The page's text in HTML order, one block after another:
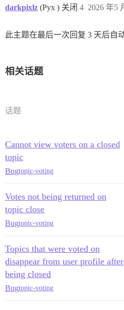
darkpixlz (Pyx ) 关闭 2026 年5
4
此主题在最后一次回复 3 天后自
相关话题
话题
Cannot view voters on a closed
topic
Bugtopic-voting
Votes not being returned on
topic close
Bugtopic-voting
Topics that were voted on
disappear from user profile after
being closed
Bugtopic-voting